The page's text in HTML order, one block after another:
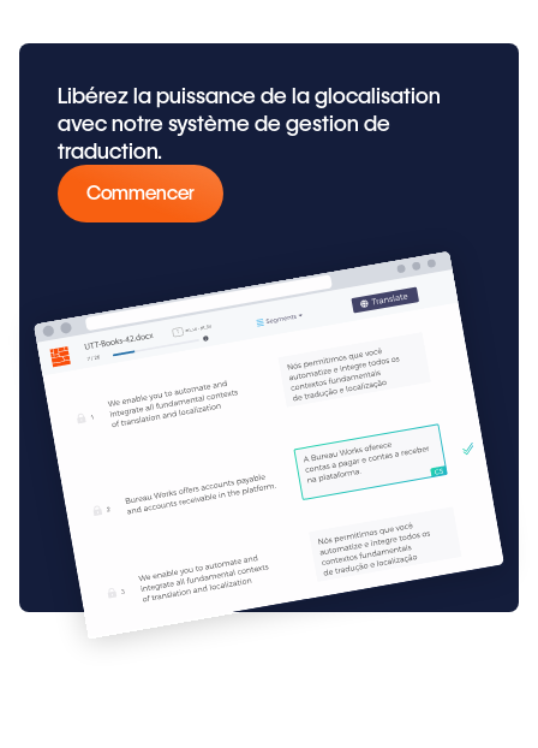
Libérez la puissance de la glocalisation
avec notre système de gestion de
traduction.
Commencer